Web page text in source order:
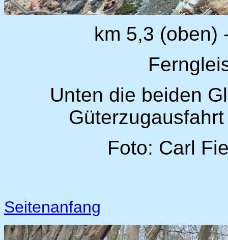
km 5,3 (oben)
Unten die beiden
Foto: Carl
Seitenanfang